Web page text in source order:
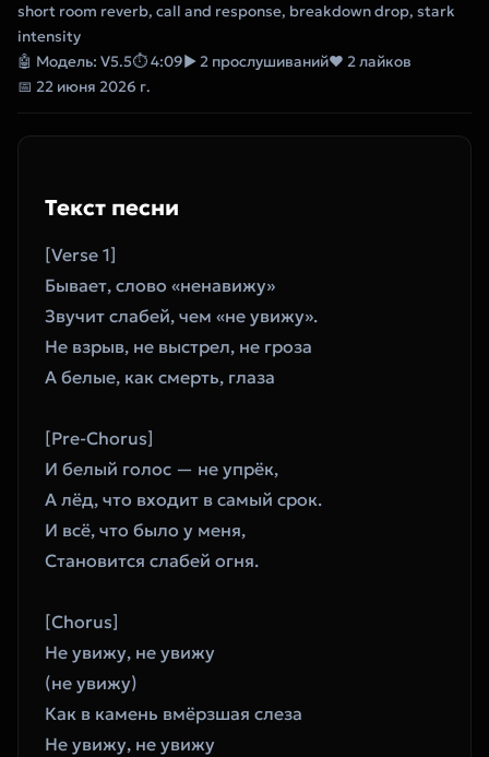
short room reverb, call and response, breakdown drop, stark
intensity
🤖 Модель: V5.5⏱ 4:09▶ 2 прослушиваний❤ 2 лайков
📅 22 июня 2026 г.
Текст песни
[Verse 1]
Бывает, слово «ненавижу»
Звучит слабей, чем «не увижу».
Не взрыв, не выстрел, не гроза
А белые, как смерть, глаза
[Pre-Chorus]
И белый голос — не упрёк,
А лёд, что входит в самый срок.
И всё, что было у меня,
Становится слабей огня.
[Chorus]
Не увижу, не увижу
(не увижу)
Как в камень вмёрзшая слеза
Не увижу, не увижу